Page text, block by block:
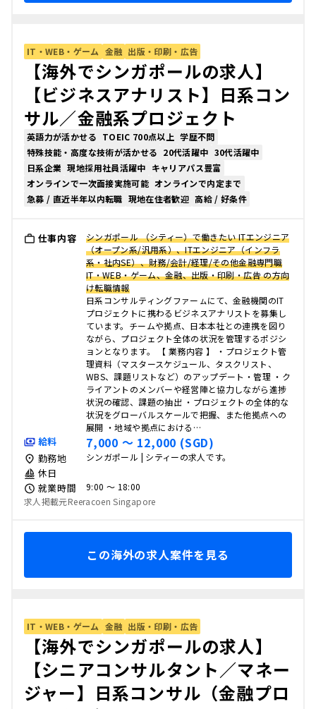
IT・WEB・ゲーム 金融 出版・印刷・広告
【海外でシンガポールの求人】
【ビジネスアナリスト】日系コン
サル／金融系プロジェクト
英語力が活かせる TOEIC 700点以上 学歴不問
特殊技能・高度な技術が活かせる 20代活躍中 30代活躍中
日系企業 現地採用社員活躍中 キャリアパス豊富
オンラインで一次面接実施可能 オンラインで内定まで
急募 / 直近半年以内転職 現地在住者歓迎 高給 / 好条件
仕事内容
シンガポール （シティー）で働きたい ITエンジニア
（オープン系/汎用系）、ITエンジニア（インフラ
系・社内SE）、財務/会計/経理/その他金融専門職
IT・WEB・ゲーム、金融、出版・印刷・広告 の方向
け転職情報
日系コンサルティングファーㇺにて、金融機関のIT
プロジェクトに携わるビジネスアナリストを募集し
ています。チームや拠点、日本本社との連携を図り
ながら、プロジェクト全体の状況を管理するポジシ
ョンとなります。 【 業務内容 】 ・プロジェクト管
理資料（マスタースケジュール、タスクリスト、
WBS、課題リストなど）のアップデート・管理 ・ク
ライアントのメンバーや経営陣と協力しながら進捗
状況の確認、課題の抽出 ・プロジェクトの全体的な
状況をグローバルスケールで把握、また他拠点への
展開 ・地域や拠点における…
給料 7,000 〜 12,000 (SGD)
勤務地 シンガポール | シティーの求人です。
休日
就業時間
9:00 〜 18:00
求人掲載元Reeracoen Singapore
この海外の求人案件を見る
IT・WEB・ゲーム 金融 出版・印刷・広告
【海外でシンガポールの求人】
【シニアコンサルタント／マネー
ジャー】日系コンサル（金融プロ